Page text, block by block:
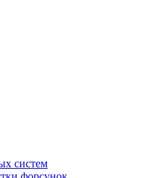
систем